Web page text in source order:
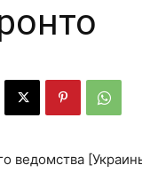
ведомства